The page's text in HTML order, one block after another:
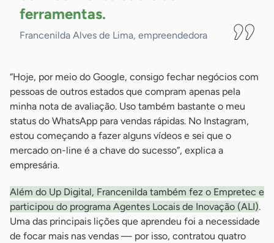
ferramentas.
Francenilda Alves de Lima, empreendedora
“Hoje, por meio do Google, consigo fechar negócios com
pessoas de outros estados que compram apenas pela
minha nota de avaliação. Uso também bastante o meu
status do WhatsApp para vendas rápidas. No Instagram,
estou começando a fazer alguns vídeos e sei que o
mercado on-line é a chave do sucesso”, explica a
empresária.
Além do Up Digital, Francenilda também fez o Empretec e
participou do programa Agentes Locais de Inovação (ALI).
Uma das principais lições que aprendeu foi a necessidade
de focar mais nas vendas — por isso, contratou quatro